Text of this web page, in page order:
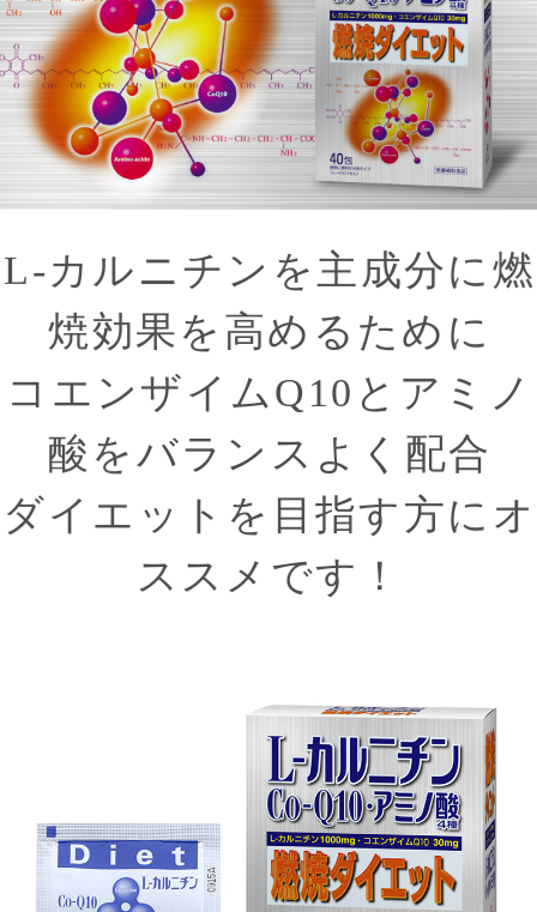
L-カルニチンを主成分に燃
焼効果を高めるために
コエンザイムQ10とアミノ
酸をバランスよく配合
ダイエットを目指す方にオ
ススメです！